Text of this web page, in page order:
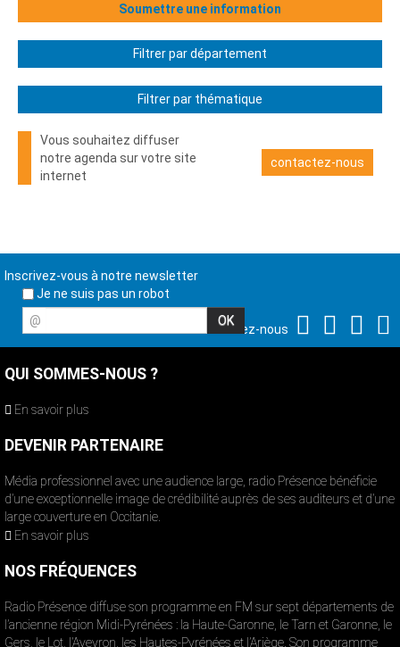
Soumettre une information
Filtrer par département
Filtrer par thématique
Vous souhaitez diffuser
notre agenda sur votre site
internet
contactez-nous
Inscrivez-vous à notre newsletter
Je ne suis pas un robot
@
Suivez-nous
QUI SOMMES-NOUS ?
En savoir plus
DEVENIR PARTENAIRE
Média professionnel avec une audience large, radio Présence bénéficie
d’une exceptionnelle image de crédibilité auprès de ses auditeurs et d’une
large couverture en Occitanie.
En savoir plus
NOS FRÉQUENCES
Radio Présence diffuse son programme en FM sur sept départements de
l’ancienne région Midi-Pyrénées : la Haute-Garonne, le Tarn et Garonne, le
Gers, le Lot, l’Aveyron, les Hautes-Pyrénées et l’Ariège. Son programme